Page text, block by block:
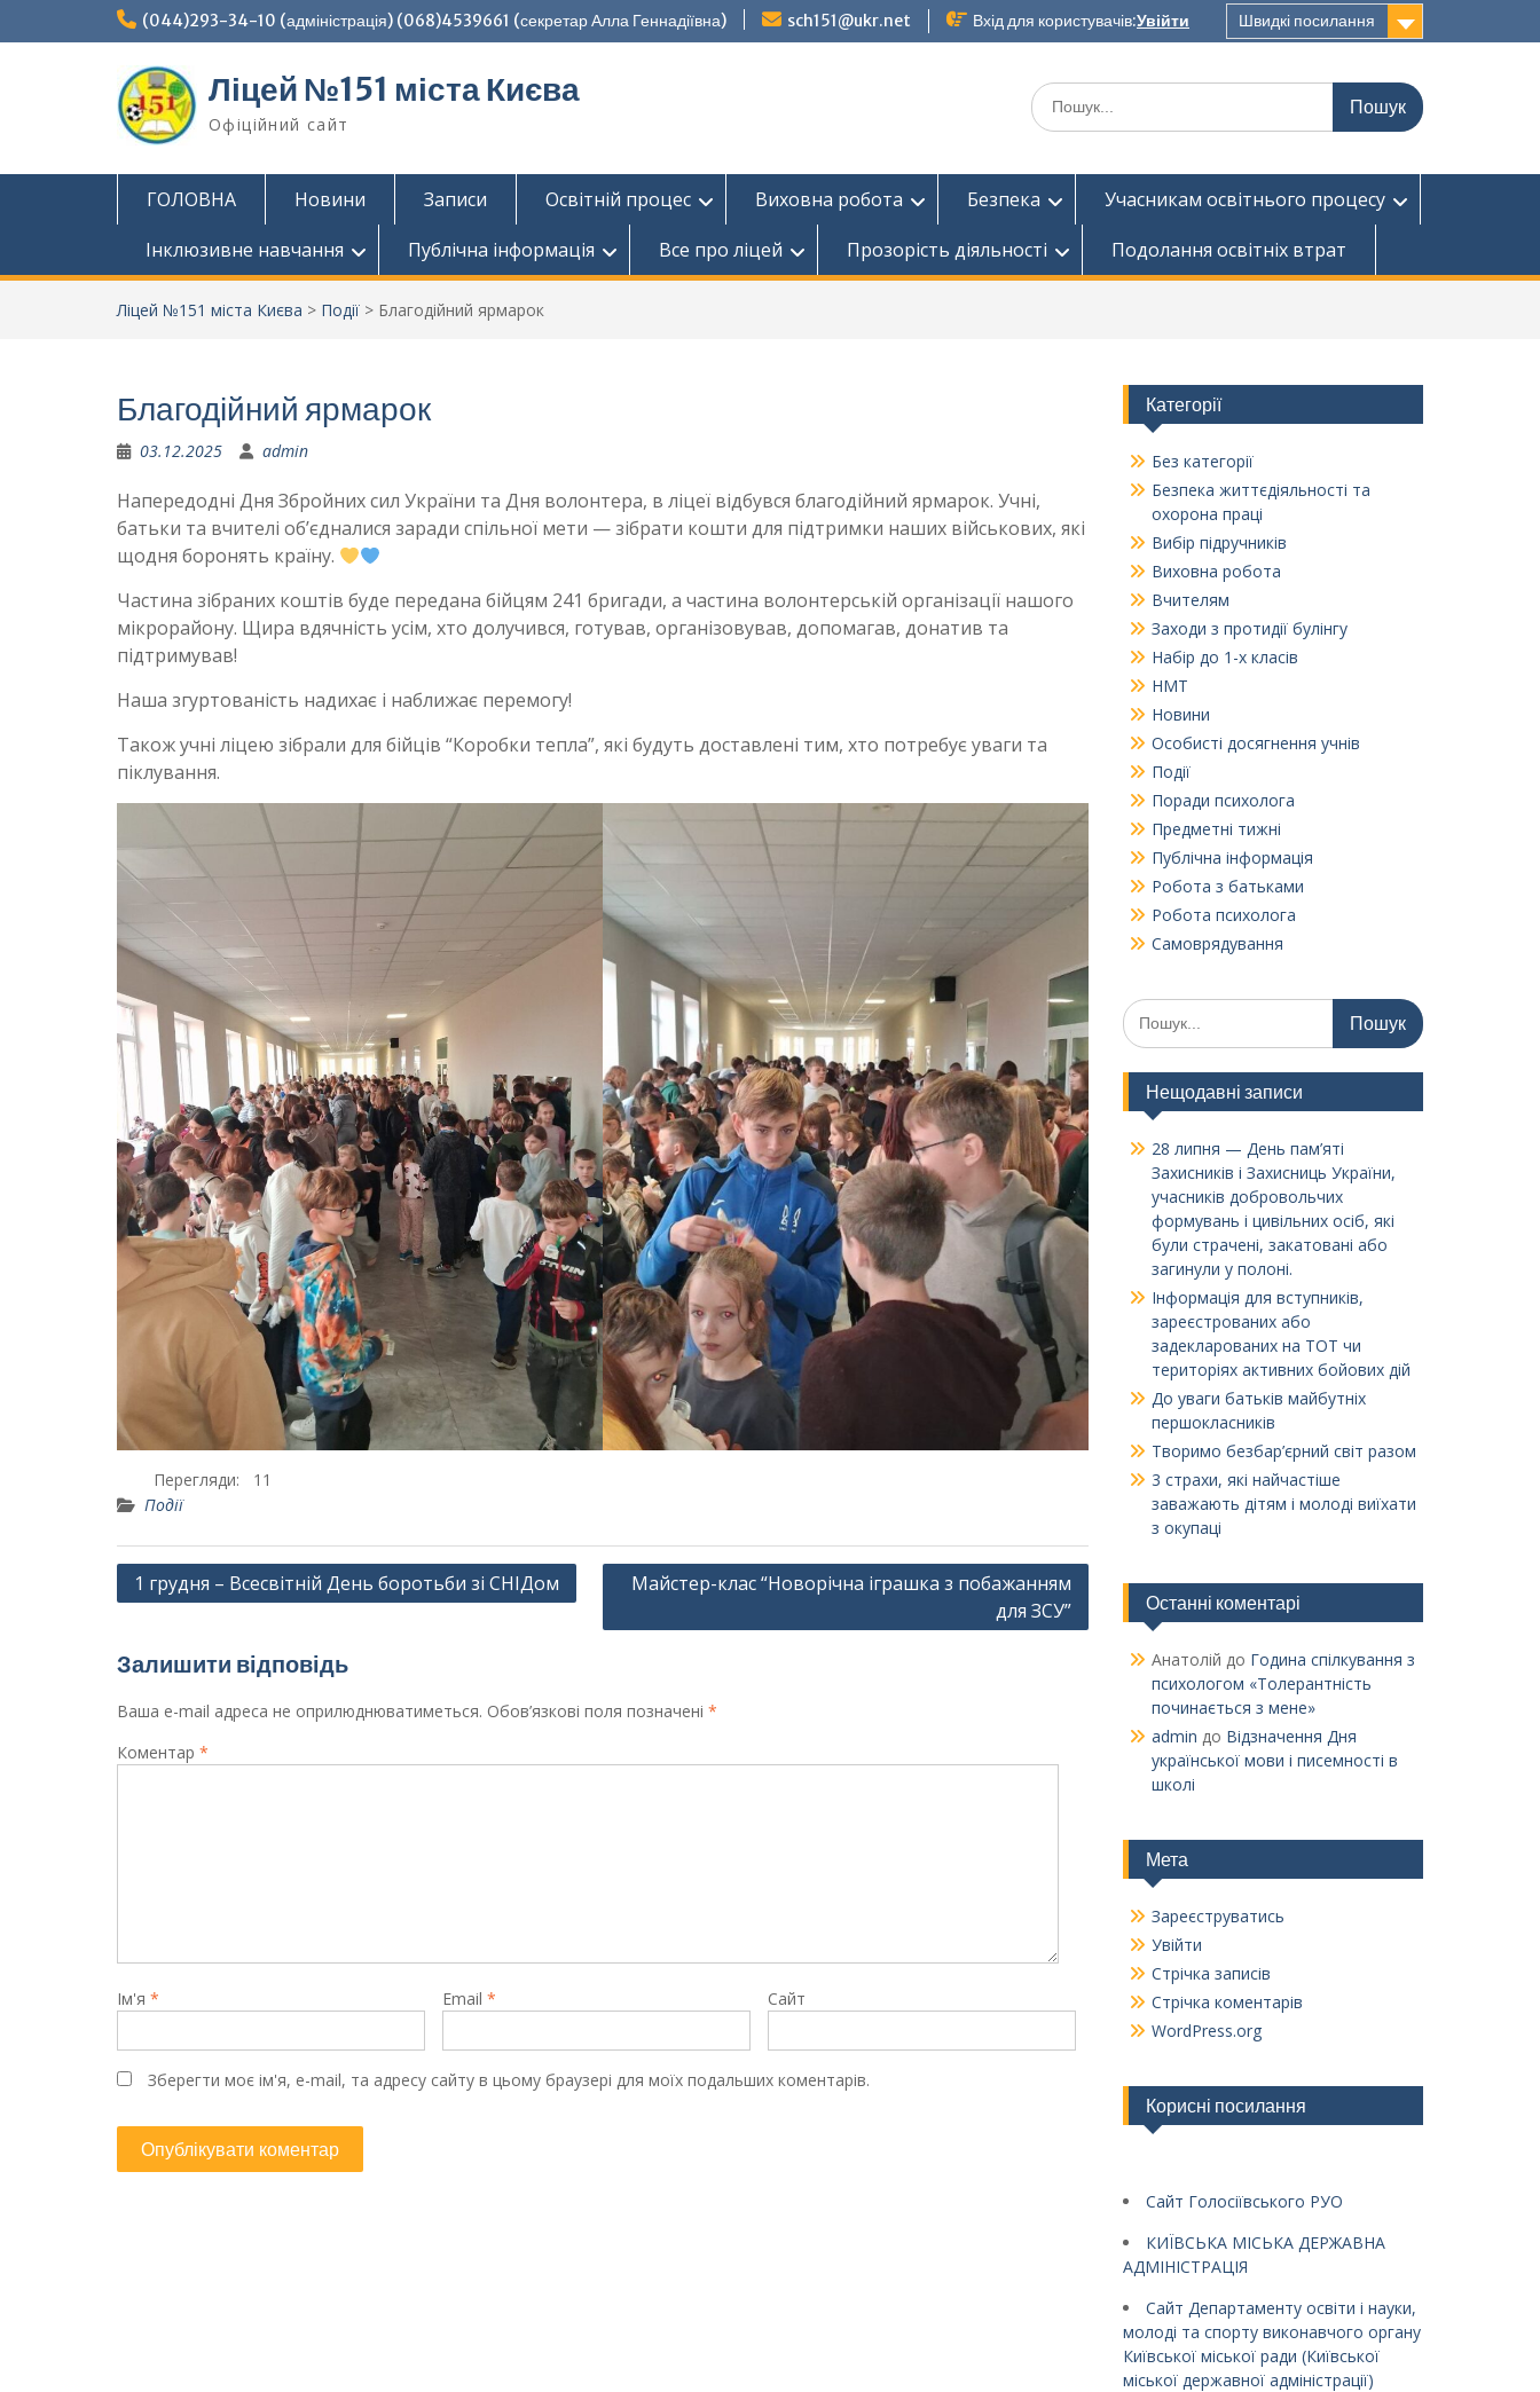
(044)293-34-10 (адміністрація) (068)4539661 (секретар Алла Геннадіївна) sch151@ukr.net Вхід для користувачів:Увійти Швидкі посилання
Ліцей №151 міста Києва
Офіційний сайт
Шукати:
ГОЛОВНА Новини Записи Освітній процес Виховна робота Безпека
Учасникам освітнього процесу
Інклюзивне навчання
Публічна інформація Все про ліцей Прозорість діяльності Подолання освітніх втрат
Ліцей №151 міста Києва > Події > Благодійний ярмарок
Благодійний ярмарок
03.12.2025 admin
Напередодні Дня Збройних сил України та Дня волонтера, в ліцеї відбувся благодійний ярмарок. Учні,
батьки та вчителі об’єдналися заради спільної мети — зібрати кошти для підтримки наших військових, які
щодня боронять країну.
Частина зібраних коштів буде передана бійцям 241 бригади, а частина волонтерській організації нашого
мікрорайону. Щира вдячність усім, хто долучився, готував, організовував, допомагав, донатив та
підтримував!
Наша згуртованість надихає і наближає перемогу!
Також учні ліцею зібрали для бійців “Коробки тепла”, які будуть доставлені тим, хто потребує уваги та
піклування.
Перегляди:
11
Події
Навігація
1 грудня – Всесвітній День боротьби зі СНІДом
Майстер-клас “Новорічна іграшка з побажанням
для ЗСУ”
Залишити відповідь
Ваша e-mail адреса не оприлюднюватиметься. Обов’язкові поля позначені *
Коментар *
Ім'я * Email * Сайт
Зберегти моє ім'я, e-mail, та адресу сайту в цьому браузері для моїх подальших коментарів.
Категорії
Без категорії
Безпека життєдіяльності та
охорона праці
Вибір підручників
Виховна робота
Вчителям
Заходи з протидії булінгу
Набір до 1-х класів
НМТ
Новини
Особисті досягнення учнів
Події
Поради психолога
Предметні тижні
Публічна інформація
Робота з батьками
Робота психолога
Самоврядування
Шукати:
Нещодавні записи
28 липня — День пам’яті
Захисників і Захисниць України,
учасників добровольчих
формувань і цивільних осіб, які
були страчені, закатовані або
загинули у полоні.
Інформація для вступників,
зареєстрованих або
задекларованих на ТОТ чи
територіях активних бойових дій
До уваги батьків майбутніх
першокласників
Творимо безбар’єрний світ разом
3 страхи, які найчастіше
заважають дітям і молоді виїхати
з окупаці
Останні коментарі
Анатолій до Година спілкування з
психологом «Толерантність
починається з мене»
admin до Відзначення Дня
української мови і писемності в
школі
Мета
Зареєструватись
Увійти
Стрічка записів
Стрічка коментарів
WordPress.org
Корисні посилання
Сайт Голосіївського РУО
КИЇВСЬКА МІСЬКА ДЕРЖАВНА
АДМІНІСТРАЦІЯ
Сайт Департаменту освіти і науки,
молоді та спорту виконавчого органу
Київської міської ради (Київської
міської державної адміністрації)